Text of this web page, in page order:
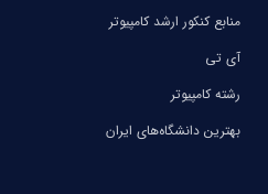
منابع کنکور ارشد کامپیوتر
آی تی
رشته کامپیوتر
بهترین دانشگاه‌های ایران